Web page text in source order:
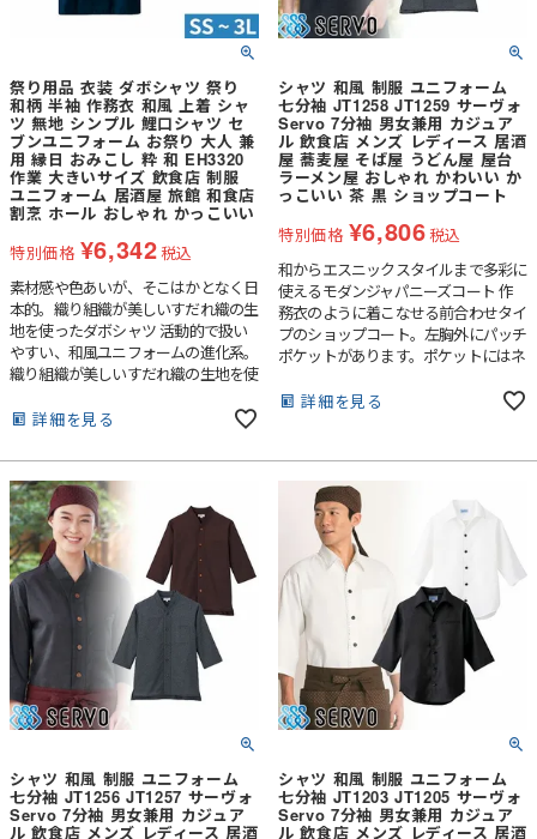
祭り用品 衣装 ダボシャツ 祭り
和柄 半袖 作務衣 和風 上着 シャ
ツ 無地 シンプル 鯉口シャツ セ
ブンユニフォーム お祭り 大人 兼
用 縁日 おみこし 粋 和 EH3320
作業 大きいサイズ 飲食店 制服
ユニフォーム 居酒屋 旅館 和食店
割烹 ホール おしゃれ かっこいい
特別価格 ¥6,342税込
素材感や色あいが、そこはかとなく日
本的。織り組織が美しいすだれ織の生
地を使ったダボシャツ 活動的で扱い
やすい、和風ユニフォームの進化系。
織り組織が美しいすだれ織の生地を使
1枚着るだけで和の雰囲気を醸し出す
手間いらず。きものや割烹着以上に幅
広い場面で使える商品です。
詳細を見る
シャツ 和風 制服 ユニフォーム
七分袖 JT1258 JT1259 サーヴォ
Servo 7分袖 男女兼用 カジュア
ル 飲食店 メンズ レディース 居酒
屋 蕎麦屋 そば屋 うどん屋 屋台
ラーメン屋 おしゃれ かわいい か
っこいい 茶 黒 ショップコート
特別価格 ¥6,806税込
和からエスニックスタイルまで多彩に
使えるモダンジャパニーズコート 作
務衣のように着こなせる前合わせタイ
プのショップコート。左胸外にパッチ
ポケットがあります。ポケットにはネ
詳細を見る
シャツ 和風 制服 ユニフォーム
七分袖 JT1256 JT1257 サーヴォ
Servo 7分袖 男女兼用 カジュア
ル 飲食店 メンズ レディース 居酒
シャツ 和風 制服 ユニフォーム
七分袖 JT1203 JT1205 サーヴォ
Servo 7分袖 男女兼用 カジュア
ル 飲食店 メンズ レディース 居酒